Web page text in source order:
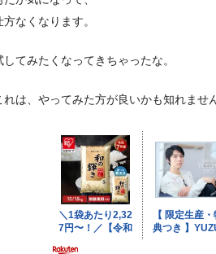
方なくなります。
してみたくなってきちゃったな。
れは、やってみた方が良いかも知れませ